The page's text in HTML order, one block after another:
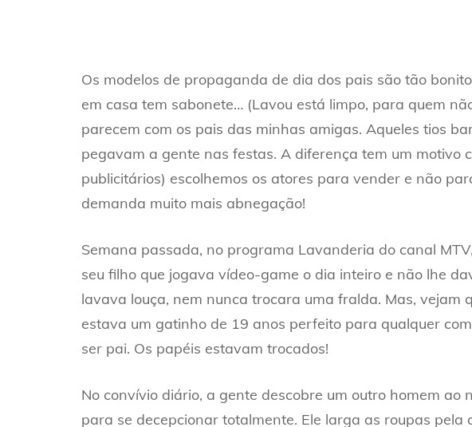
Os modelos de propaganda de dia dos pais são tão
em casa tem sabonete… (Lavou está limpo, para quem
parecem com os pais das minhas amigas. Aqueles tios
pegavam a gente nas festas. A diferença tem um motivo
publicitários) escolhemos os atores para vender e não
demanda muito mais abnegação!
Semana passada, no programa Lavanderia do canal
seu filho que jogava vídeo-game o dia inteiro e não lhe
lavava louça, nem nunca trocara uma fralda. Mas, vejam
estava um gatinho de 19 anos perfeito para qualquer
ser pai. Os papéis estavam trocados!
No convívio diário, a gente descobre um outro homem ao
para se decepcionar totalmente. Ele larga as roupas pela